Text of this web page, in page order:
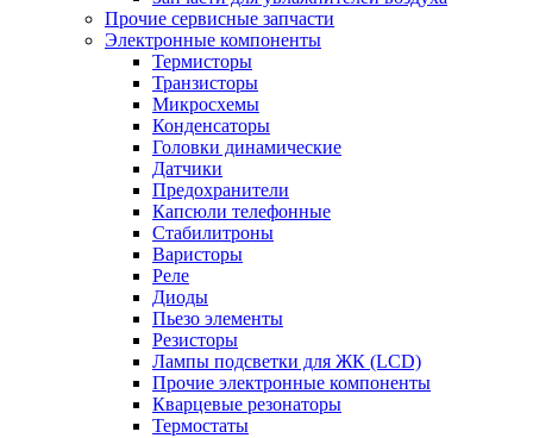
Прочие сервисные запчасти
Электронные компоненты
Термисторы
Транзисторы
Микросхемы
Конденсаторы
Головки динамические
Датчики
Предохранители
Капсюли телефонные
Стабилитроны
Варисторы
Реле
Диоды
Пьезо элементы
Резисторы
Лампы подсветки для ЖК (LCD)
Прочие электронные компоненты
Кварцевые резонаторы
Термостаты